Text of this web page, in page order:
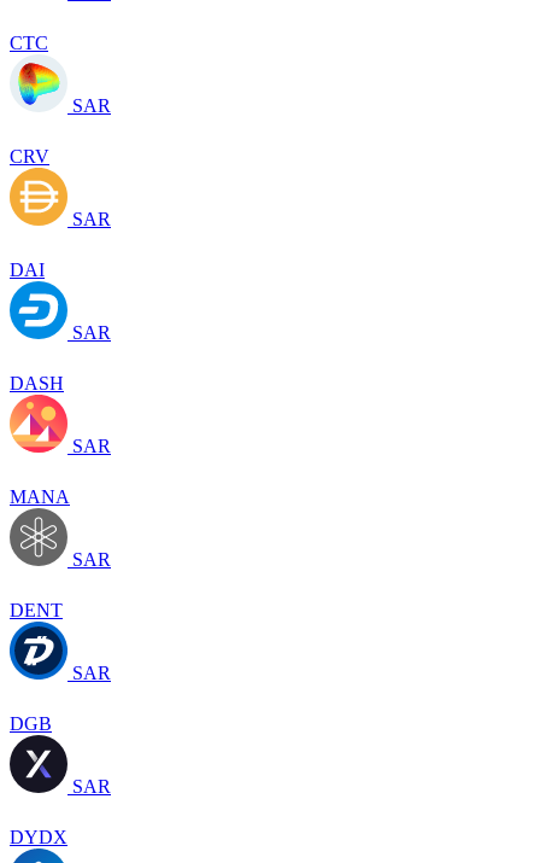
CTC
SAR
CRV
SAR
DAI
SAR
DASH
SAR
MANA
SAR
DENT
SAR
DGB
SAR
DYDX